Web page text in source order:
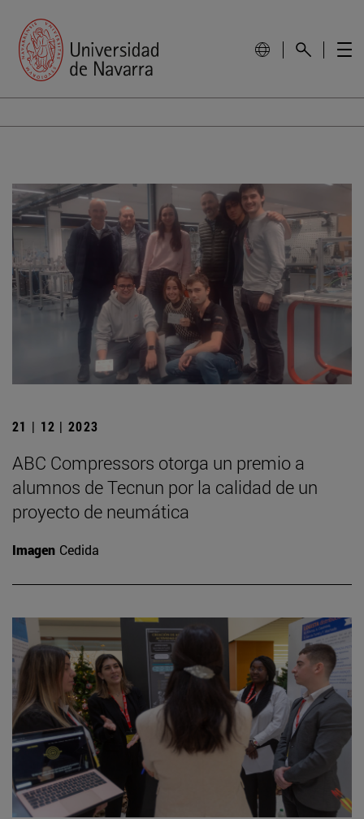
21 | 12 | 2023
ABC Compressors otorga un premio a
alumnos de Tecnun por la calidad de un
proyecto de neumática
Imagen Cedida